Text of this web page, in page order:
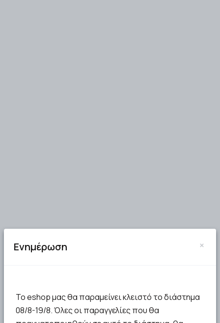
Ενημέρωση ×
Το eshop μας θα παραμείνει κλειστό το διάστημα
08/8-19/8. Όλες οι παραγγελίες που θα